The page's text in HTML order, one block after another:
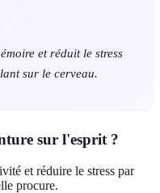
et réduit le stress
sur le cerveau.
sur l'esprit ?
et réduire le stress par
procure.